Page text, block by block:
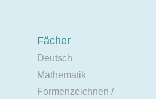
Fächer
Deutsch
Mathematik
Formenzeichnen /